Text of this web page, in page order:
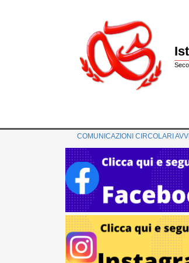
COMUNICAZIONI CIRCOLARI